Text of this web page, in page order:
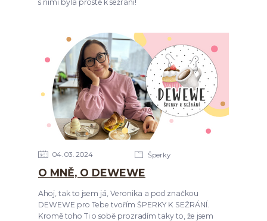
s nimi byla prostě k sežrání!
04 03 2024 Šperky
O MNĚ, O DEWEWE
Ahoj, tak to jsem já, Veronika a pod značkou
DEWEWE pro Tebe tvořím ŠPERKY K SEŽRÁNÍ.
Kromě toho Ti o sobě prozradím taky to, že jsem